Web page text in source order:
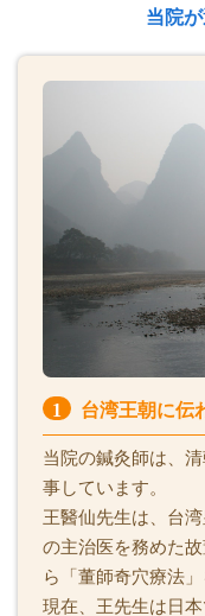
当院
1 台湾王朝に伝
当院の鍼灸師は、
事しています。
王醫仙先生は、台
の主治医を務めた
ら「董師奇穴療法
現在、王先生は日